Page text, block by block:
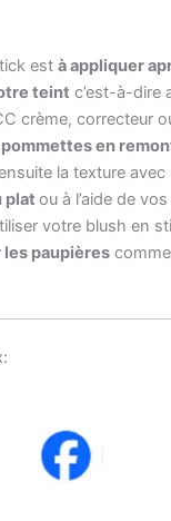
est à appliquer
teint c’est-à-dire
crème, correcteur
en
la texture avec
plat ou à l’aide de
votre blush en
les paupières